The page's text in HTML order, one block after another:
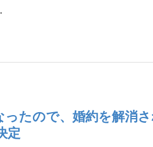
ったので、婚約を解消さ
定